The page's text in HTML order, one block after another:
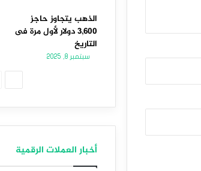
الذهب يتجاوز حاجز
3,600 دولار لأول مرة فى
التاريخ
سبتمبر 8, 2025
أخبار العملات الرقمية